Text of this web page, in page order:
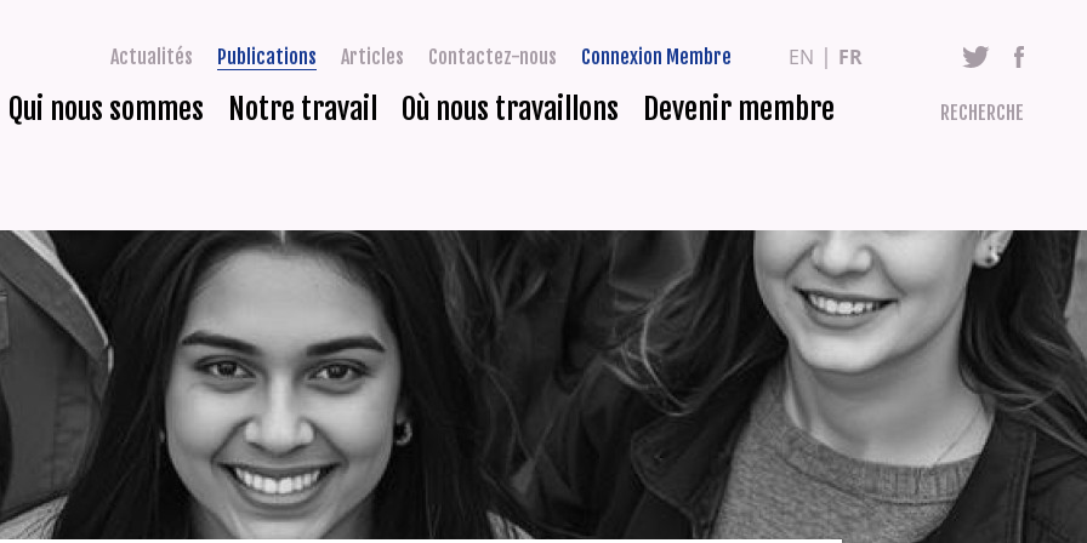
Actualités Publications Articles Contactez-nous Connexion Membre
Qui nous sommes Notre travail Où nous travaillons Devenir membre RECHERCHE
EN FR